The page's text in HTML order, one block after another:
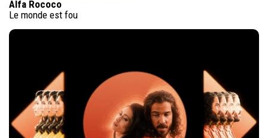
Alfa Rococo
Le monde est fou